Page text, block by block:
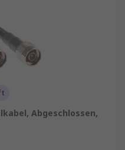
Abgeschlossen,